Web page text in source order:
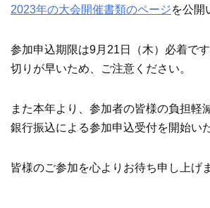
2023年の大会開催書類のページを公開
参加申込期限は9月21日（木）必着で
切りが早いため、ご注意ください。
また本年より、参加者の皆様の負担軽
銀行振込による参加申込受付を開始い
皆様のご参加を心よりお待ち申し上げ